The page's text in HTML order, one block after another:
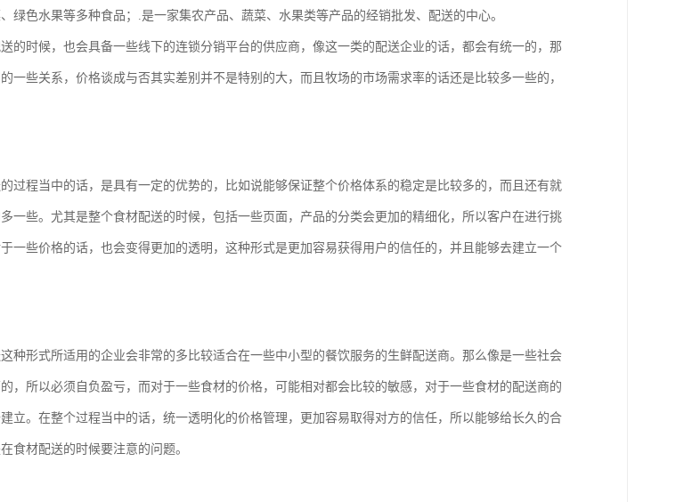
绿色水果等多种食品；.是一家集农产品、蔬菜、水果类等产品的经销批发、配送的中心。
的时候，也会具备一些线下的连锁分销平台的供应商，像这一类的配送企业的话，都会有统一的，那
一些关系，价格谈成与否其实差别并不是特别的大，而且牧场的市场需求率的话还是比较多一些的，
过程当中的话，是具有一定的优势的，比如说能够保证整个价格体系的稳定是比较多的，而且还有就
一些。尤其是整个食材配送的时候，包括一些页面，产品的分类会更加的精细化，所以客户在进行挑
一些价格的话，也会变得更加的透明，这种形式是更加容易获得用户的信任的，并且能够去建立一个
种形式所适用的企业会非常的多比较适合在一些中小型的餐饮服务的生鲜配送商。那么像是一些社会
，所以必须自负盈亏，而对于一些食材的价格，可能相对都会比较的敏感，对于一些食材的配送商的
立。在整个过程当中的话，统一透明化的价格管理，更加容易取得对方的信任，所以能够给长久的合
食材配送的时候要注意的问题。